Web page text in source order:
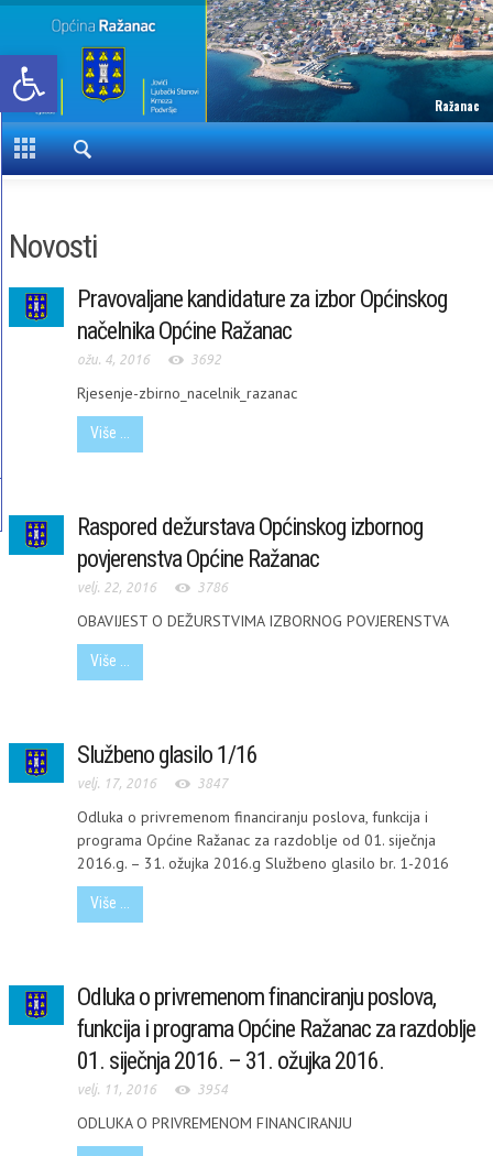
Open toolbar
Ražanac
Novosti
Pravovaljane kandidature za izbor Općinskog
načelnika Općine Ražanac
ožu. 4, 2016 3692
Rjesenje-zbirno_nacelnik_razanac
Više ...
Raspored dežurstava Općinskog izbornog
povjerenstva Općine Ražanac
velj. 22, 2016 3786
OBAVIJEST O DEŽURSTVIMA IZBORNOG POVJERENSTVA
Više ...
Službeno glasilo 1/16
velj. 17, 2016 3847
Odluka o privremenom financiranju poslova, funkcija i
programa Općine Ražanac za razdoblje od 01. siječnja
2016.g. – 31. ožujka 2016.g Službeno glasilo br. 1-2016
Više ...
Odluka o privremenom financiranju poslova,
funkcija i programa Općine Ražanac za razdoblje
01. siječnja 2016. – 31. ožujka 2016.
velj. 11, 2016 3954
ODLUKA O PRIVREMENOM FINANCIRANJU